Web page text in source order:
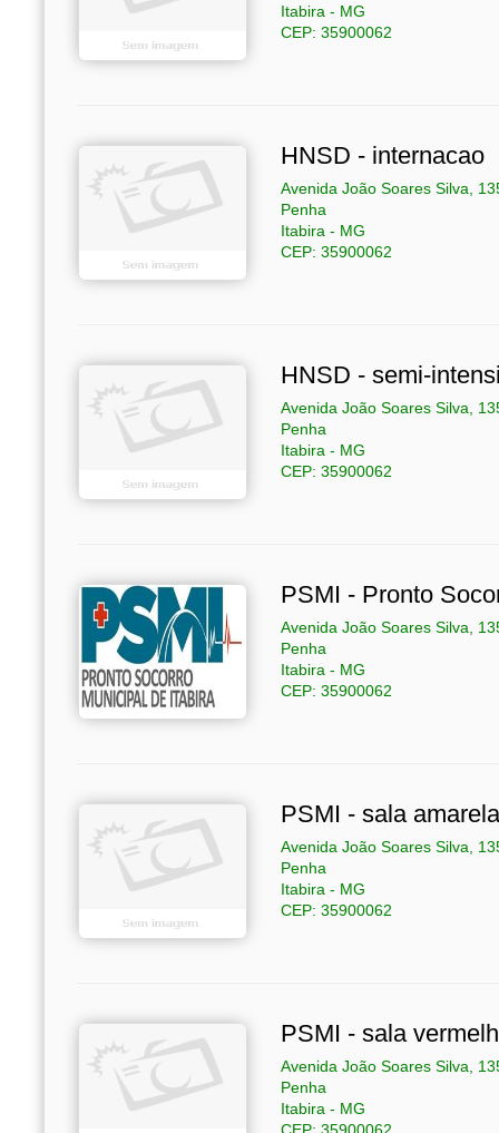
Itabira - MG
CEP: 35900062
HNSD - internacao
Avenida João Soares Silva,
Penha
Itabira - MG
CEP: 35900062
HNSD - semi-
Avenida João Soares Silva,
Penha
Itabira - MG
CEP: 35900062
PSMI - Pronto
Avenida João Soares Silva,
Penha
Itabira - MG
CEP: 35900062
PSMI - sala amarela
Avenida João Soares Silva,
Penha
Itabira - MG
CEP: 35900062
PSMI - sala
Avenida João Soares Silva,
Penha
Itabira - MG